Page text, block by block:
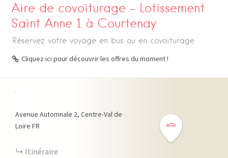
Aire de covoiturage – Lotissement
Saint Anne 1 à Courtenay
Réservez votre voyage en bus ou en covoiturage
Cliquez ici pour découvrir les offres du moment !
Avenue Automnale 2 Centre-Val de
Loire FR
Itinéraire